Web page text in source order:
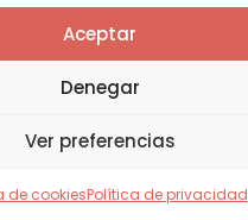
Aceptar
Denegar
Ver preferencias
de cookiesPolítica de privacidad
T
w
i
t
e
Y
o
u
t
b
n
a